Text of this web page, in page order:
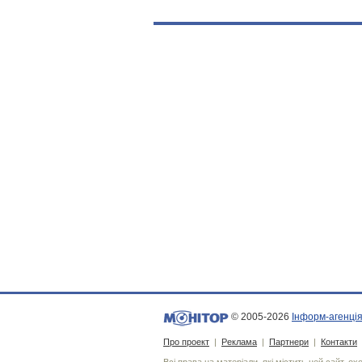
© 2005-2026 Інформ-
Про проект | Реклама | Партнери | Контакти